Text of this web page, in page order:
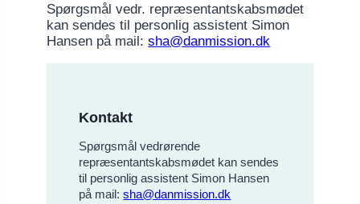
Spørgsmål vedr. repræsentantskabsmødet
kan sendes til personlig assistent Simon
Hansen på mail:sha@danmission.dk
Kontakt
Spørgsmål vedrørende
repræsentantskabsmødet kan sendes
til personlig assistent Simon Hansen
på mail:sha@danmission.dk